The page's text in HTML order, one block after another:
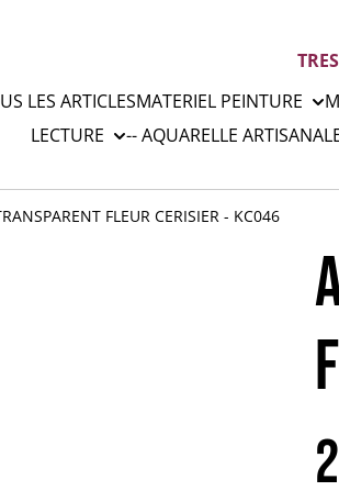
LES ARTICLESMATERIEL PEINTURE
LECTURE
-- AQUARELLE
FLEUR CERISIER - KC046